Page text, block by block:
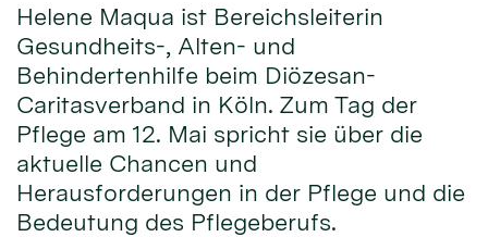
Helene Maqua ist Bereichsleiterin
Gesundheits-, Alten- und
Behindertenhilfe beim Diözesan-
Caritasverband in Köln. Zum Tag der
Pflege am 12. Mai spricht sie über die
aktuelle Chancen und
Herausforderungen in der Pflege und die
Bedeutung des Pflegeberufs.